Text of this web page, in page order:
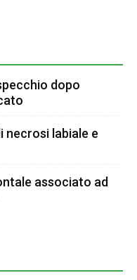
dopo
necrosi labiale e
associato ad